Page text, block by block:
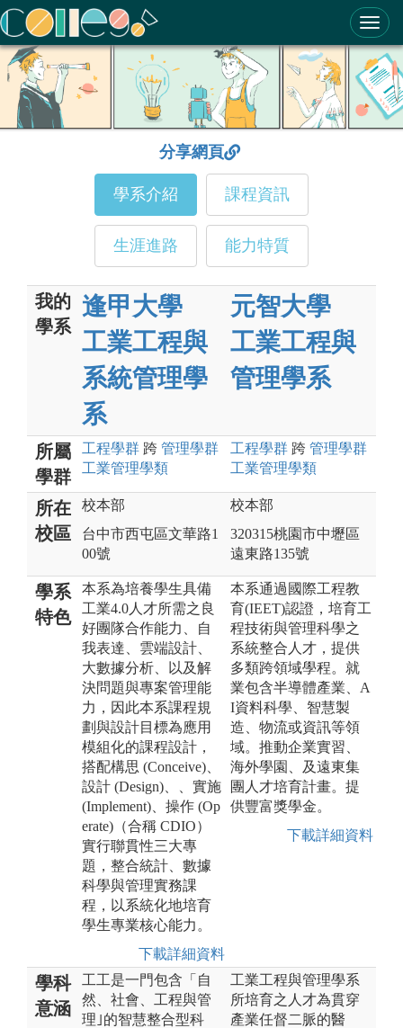
ColleGo! 大學選才與高中育才輔助系統
分享網頁
學系介紹 課程資訊
生涯進路 能力特質
我的
學系
逢甲大學
工業工程與
系統管理學
系
元智大學
工業工程與
管理學系
所屬
學群
工程學群 跨 管理學群
工業管理學類
工程學群 跨 管理學群
工業管理學類
所在
校區
校本部
台中市西屯區文華路1
00號
校本部
320315桃園市中壢區
遠東路135號
學系
特色
本系為培養學生具備
工業4.0人才所需之良
好團隊合作能力、自
我表達、雲端設計、
大數據分析、以及解
決問題與專案管理能
力，因此本系課程規
劃與設計目標為應用
模組化的課程設計，
搭配構思 (Conceive)、
設計 (Design)、、實施
(Implement)、操作 (Op
erate)（合稱 CDIO）
實行聯貫性三大專
題，整合統計、數據
科學與管理實務課
程，以系統化地培育
學生專業核心能力。
下載詳細資料
本系通過國際工程教
育(IEET)認證，培育工
程技術與管理科學之
系統整合人才，提供
多類跨領域學程。就
業包含半導體產業、A
I資料科學、智慧製
造、物流或資訊等領
域。推動企業實習、
海外學園、及遠東集
團人才培育計畫。提
供豐富獎學金。
下載詳細資料
學科
意涵
工工是一門包含「自
然、社會、工程與管
理｣的智慧整合型科
工業工程與管理學系
所培育之人才為貫穿
產業任督二脈的醫